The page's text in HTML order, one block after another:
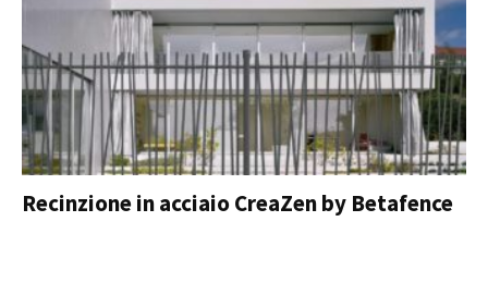
Recinzione in acciaio CreaZen by Betafence